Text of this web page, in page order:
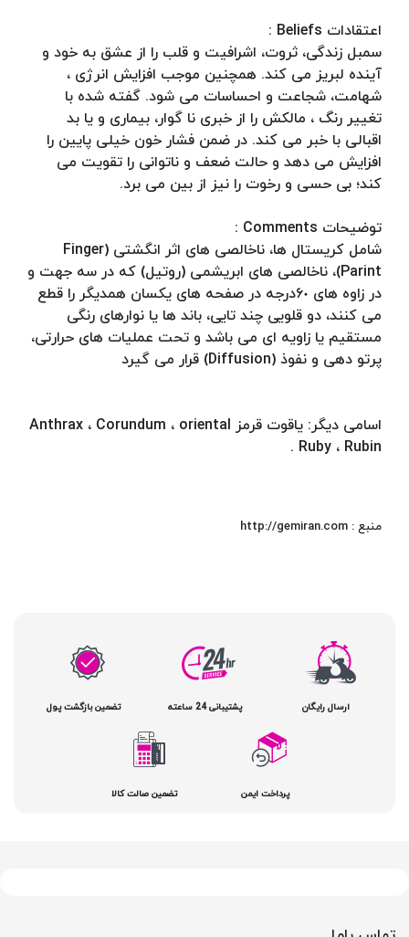
اعتقادات Beliefs :
سمبل زندگی، ثروت، اشرافیت و قلب را از عشق به خود و
آینده لبریز می کند. همچنین موجب افزایش انرژی ،
شهامت، شجاعت و احساسات می شود. گفته شده با
تغییر رنگ ، مالکش را از خبری نا گوار، بیماری و یا بد
اقبالی با خبر می کند. در ضمن فشار خون خیلی پایین را
افزایش می دهد و حالت ضعف و ناتوانی را تقویت می
کند؛ بی حسی و رخوت را نیز از بین می برد.
توضیحات Comments :
شامل کریستال ها، ناخالصی های اثر انگشتی (Finger
Parint)، ناخالصی های ابریشمی (روتیل) که در سه جهت و
در زاوه های ۶٠درجه در صفحه های یکسان همدیگر را قطع
می کنند، دو قلویی چند تایی، باند ها یا نوارهای رنگی
مستقیم یا زاویه ای می باشد و تحت عملیات های حرارتی،
پرتو دهی و نفوذ (Diffusion) قرار می گیرد
اسامی دیگر: یاقوت قرمز Anthrax ، Corundum ، oriental
Ruby ، Rubin .
منبع : http://gemiran.com
ارسال رایگان پشتیبانی 24 ساعته تضمین بازگشت پول
پرداخت ایمن تضمین صالت کالا